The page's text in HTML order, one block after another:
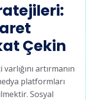
Çekin
artırmanın
platformları
Sosyal